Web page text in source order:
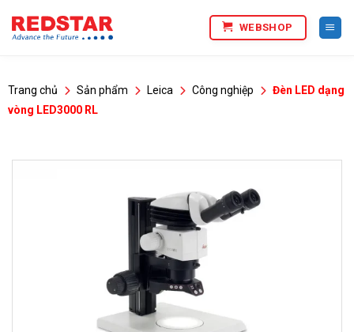
qua
WEBSHOP
Trang chủ Sản phẩm Leica Công nghiệp
Đèn LED dạng
vòng LED3000 RL